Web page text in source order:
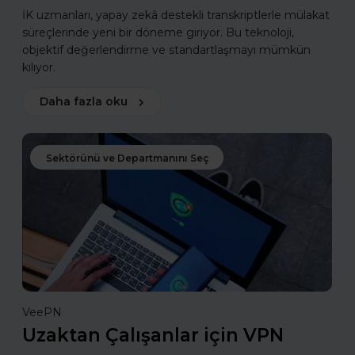
İK uzmanları, yapay zekâ destekli transkriptlerle mülakat
süreçlerinde yeni bir döneme giriyor. Bu teknoloji,
objektif değerlendirme ve standartlaşmayı mümkün
kılıyor.
Daha fazla oku
Sektörünü ve Departmanını Seç
VeePN
Uzaktan Çalışanlar için VPN